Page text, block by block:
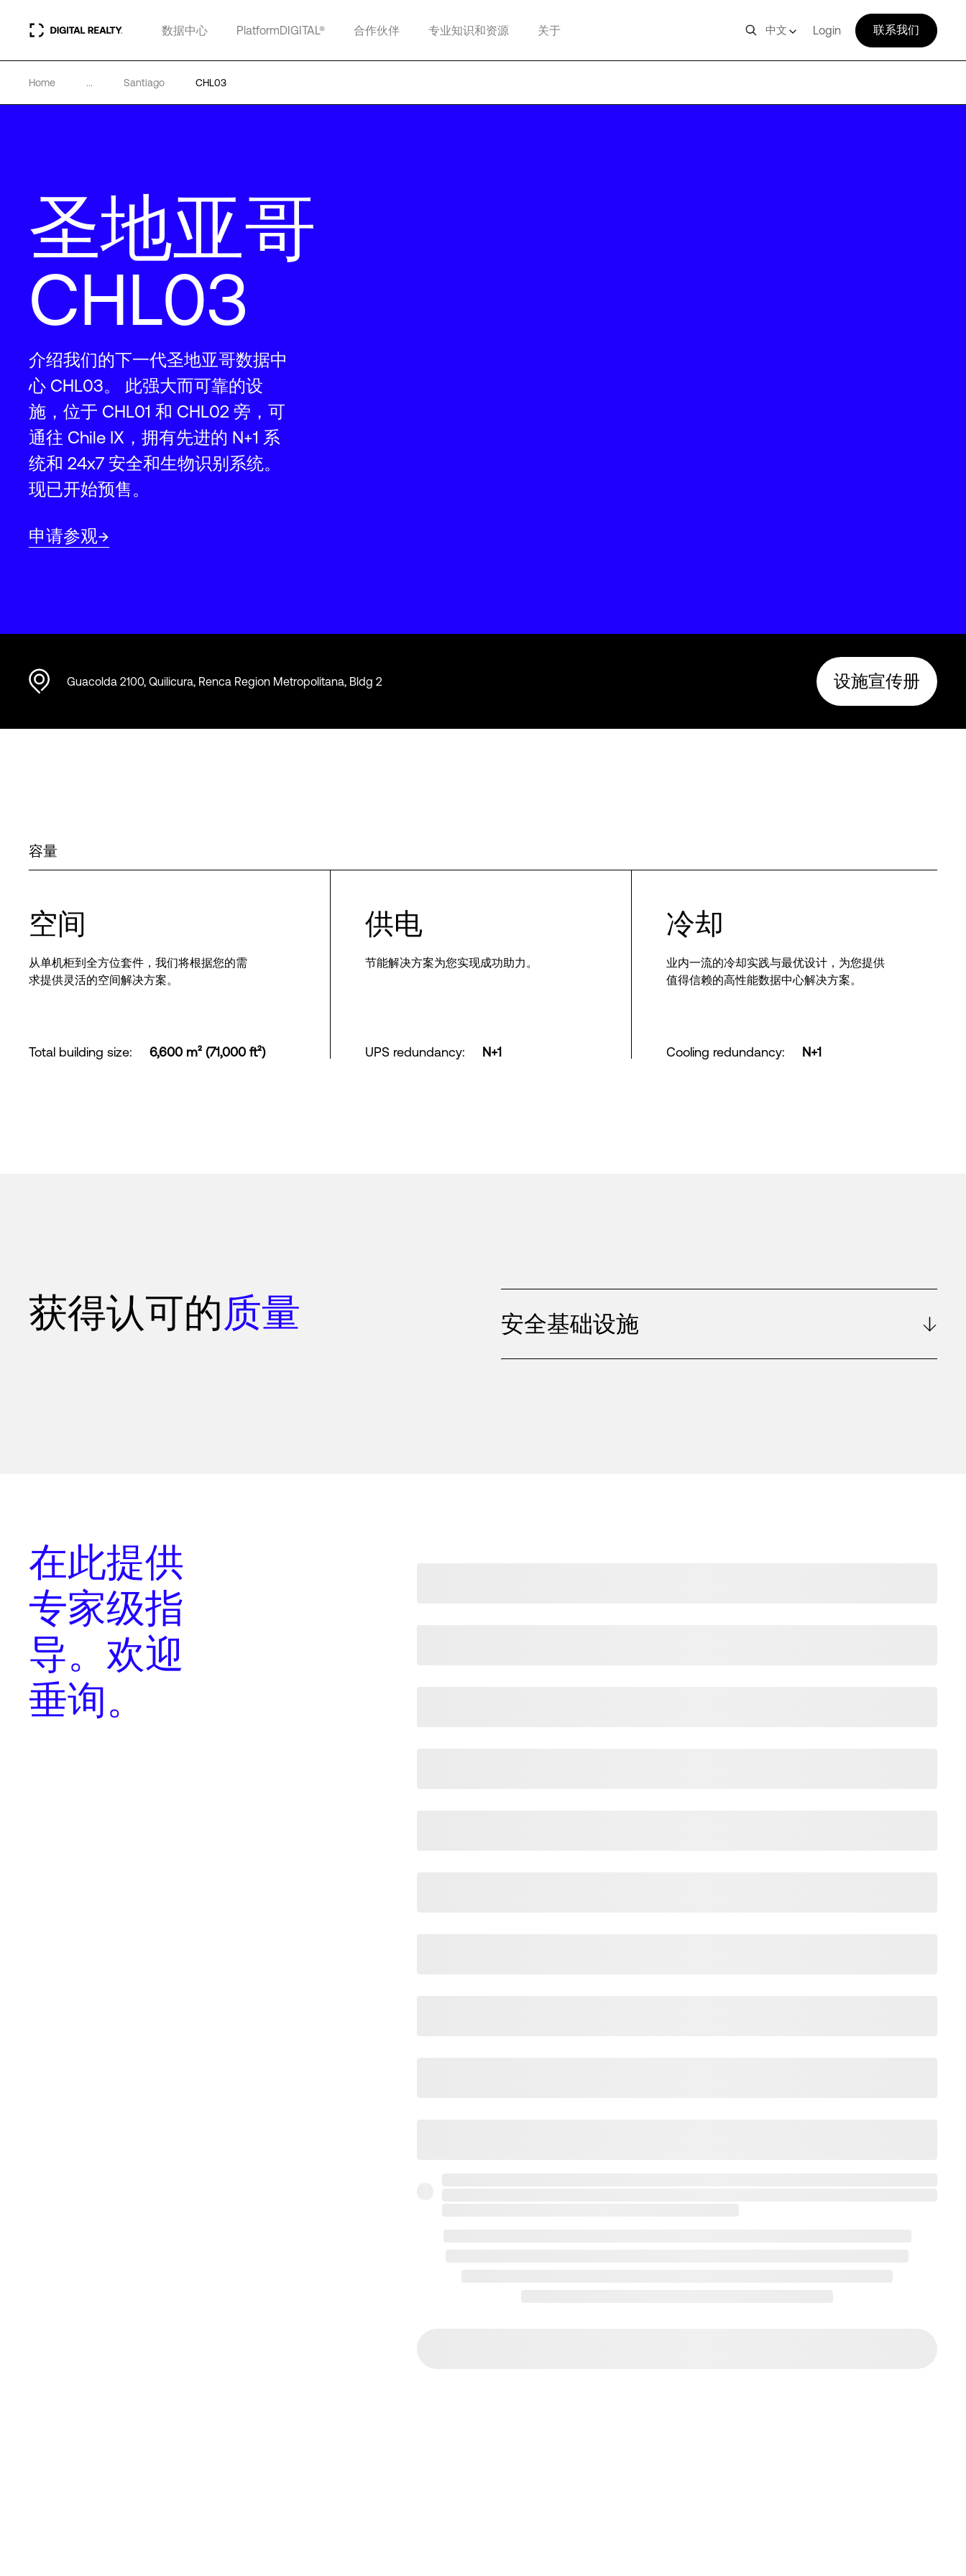
数据中心 PlatformDIGITAL® 合作伙伴 专业知识和资源 关于 中文 Login 联系我们
Home ... Santiago CHL03
圣地亚哥
CHL03
介绍我们的下一代圣地亚哥数据中
心 CHL03。 此强大而可靠的设
施，位于 CHL01 和 CHL02 旁，可
通往 Chile IX，拥有先进的 N+1 系
统和 24x7 安全和生物识别系统。
现已开始预售。
申请参观
CHL03
Guacolda 2100, Quilicura, Renca Region Metropolitana, Bldg 2 设施宣传册
容量
空间
从单机柜到全方位套件，我们将根据您的需
求提供灵活的空间解决方案。
Total building size: 6,600 m² (71,000 ft²)
供电
节能解决方案为您实现成功助力。
UPS redundancy: N+1
冷却
业内一流的冷却实践与最优设计，为您提供
值得信赖的高性能数据中心解决方案。
Cooling redundancy: N+1
获得认可的质量 安全基础设施
在此提供
专家级指
导。欢迎
垂询。